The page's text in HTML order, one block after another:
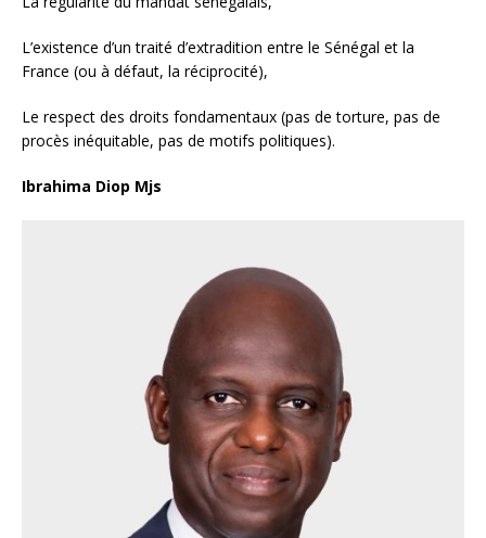
L’existence d’un traité d’extradition entre le Sénégal et la
France (ou à défaut, la réciprocité),
Le respect des droits fondamentaux (pas de torture, pas de
procès inéquitable, pas de motifs politiques).
Ibrahima Diop Mjs